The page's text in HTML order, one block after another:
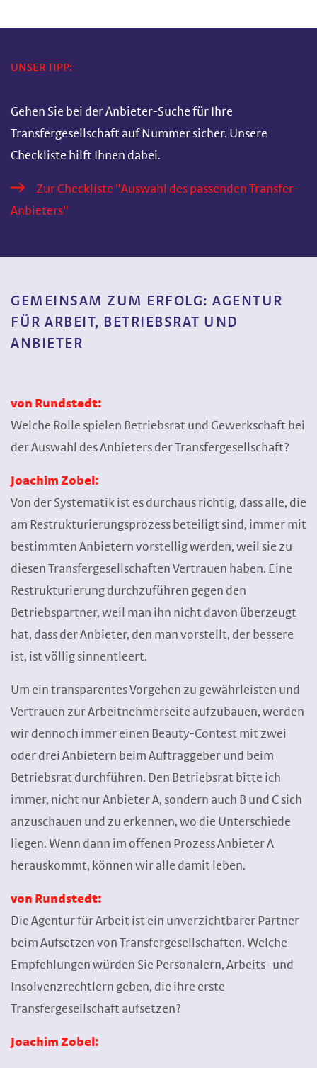
UNSER TIPP:
Gehen Sie bei der Anbieter-Suche für Ihre
Transfergesellschaft auf Nummer sicher. Unsere
Checkliste hilft Ihnen dabei.
Zur Checkliste "Auswahl des passenden Transfer-
Anbieters"
GEMEINSAM ZUM ERFOLG: AGENTUR
FÜR ARBEIT, BETRIEBSRAT UND
ANBIETER
von Rundstedt:
Welche Rolle spielen Betriebsrat und Gewerkschaft bei
der Auswahl des Anbieters der Transfergesellschaft?
Joachim Zobel:
Von der Systematik ist es durchaus richtig, dass alle, die
am Restrukturierungsprozess beteiligt sind, immer mit
bestimmten Anbietern vorstellig werden, weil sie zu
diesen Transfergesellschaften Vertrauen haben. Eine
Restrukturierung durchzuführen gegen den
Betriebspartner, weil man ihn nicht davon überzeugt
hat, dass der Anbieter, den man vorstellt, der bessere
ist, ist völlig sinnentleert.
Um ein transparentes Vorgehen zu gewährleisten und
Vertrauen zur Arbeitnehmerseite aufzubauen, werden
wir dennoch immer einen Beauty-Contest mit zwei
oder drei Anbietern beim Auftraggeber und beim
Betriebsrat durchführen. Den Betriebsrat bitte ich
immer, nicht nur Anbieter A, sondern auch B und C sich
anzuschauen und zu erkennen, wo die Unterschiede
liegen. Wenn dann im offenen Prozess Anbieter A
herauskommt, können wir alle damit leben.
von Rundstedt:
Die Agentur für Arbeit ist ein unverzichtbarer Partner
beim Aufsetzen von Transfergesellschaften. Welche
Empfehlungen würden Sie Personalern, Arbeits- und
Insolvenzrechtlern geben, die ihre erste
Transfergesellschaft aufsetzen?
Joachim Zobel: